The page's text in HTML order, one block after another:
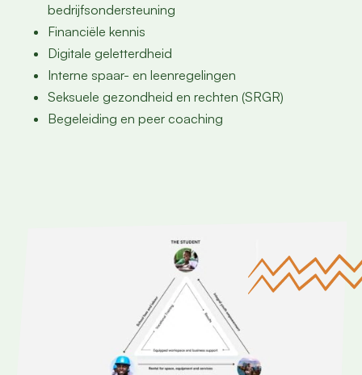
bedrijfsondersteuning
Financiële kennis
Digitale geletterdheid
Interne spaar- en leenregelingen
Seksuele gezondheid en rechten (SRGR)
Begeleiding en peer coaching